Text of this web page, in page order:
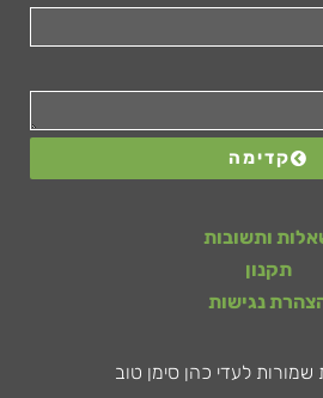
קדימה
ותשובות
תקנון
נגישות
שמורות לעדי כהן סימן טוב